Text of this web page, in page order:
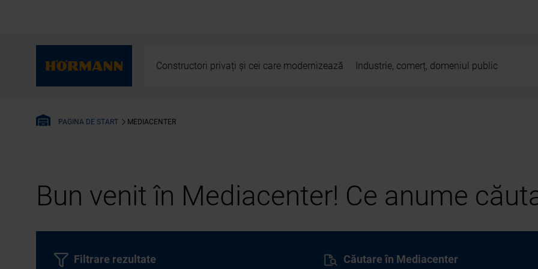
Constructori privați și cei care modernizează Industrie, comerț, domeniul public
PAGINA DE START MEDIACENTER
Bun venit în Mediacenter! Ce anume
Căutare în Mediacenter
Filtrare rezultate